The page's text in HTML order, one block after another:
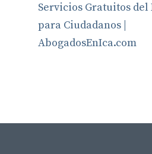
Servicios Gratuitos del
para Ciudadanos |
AbogadosEnIca.com